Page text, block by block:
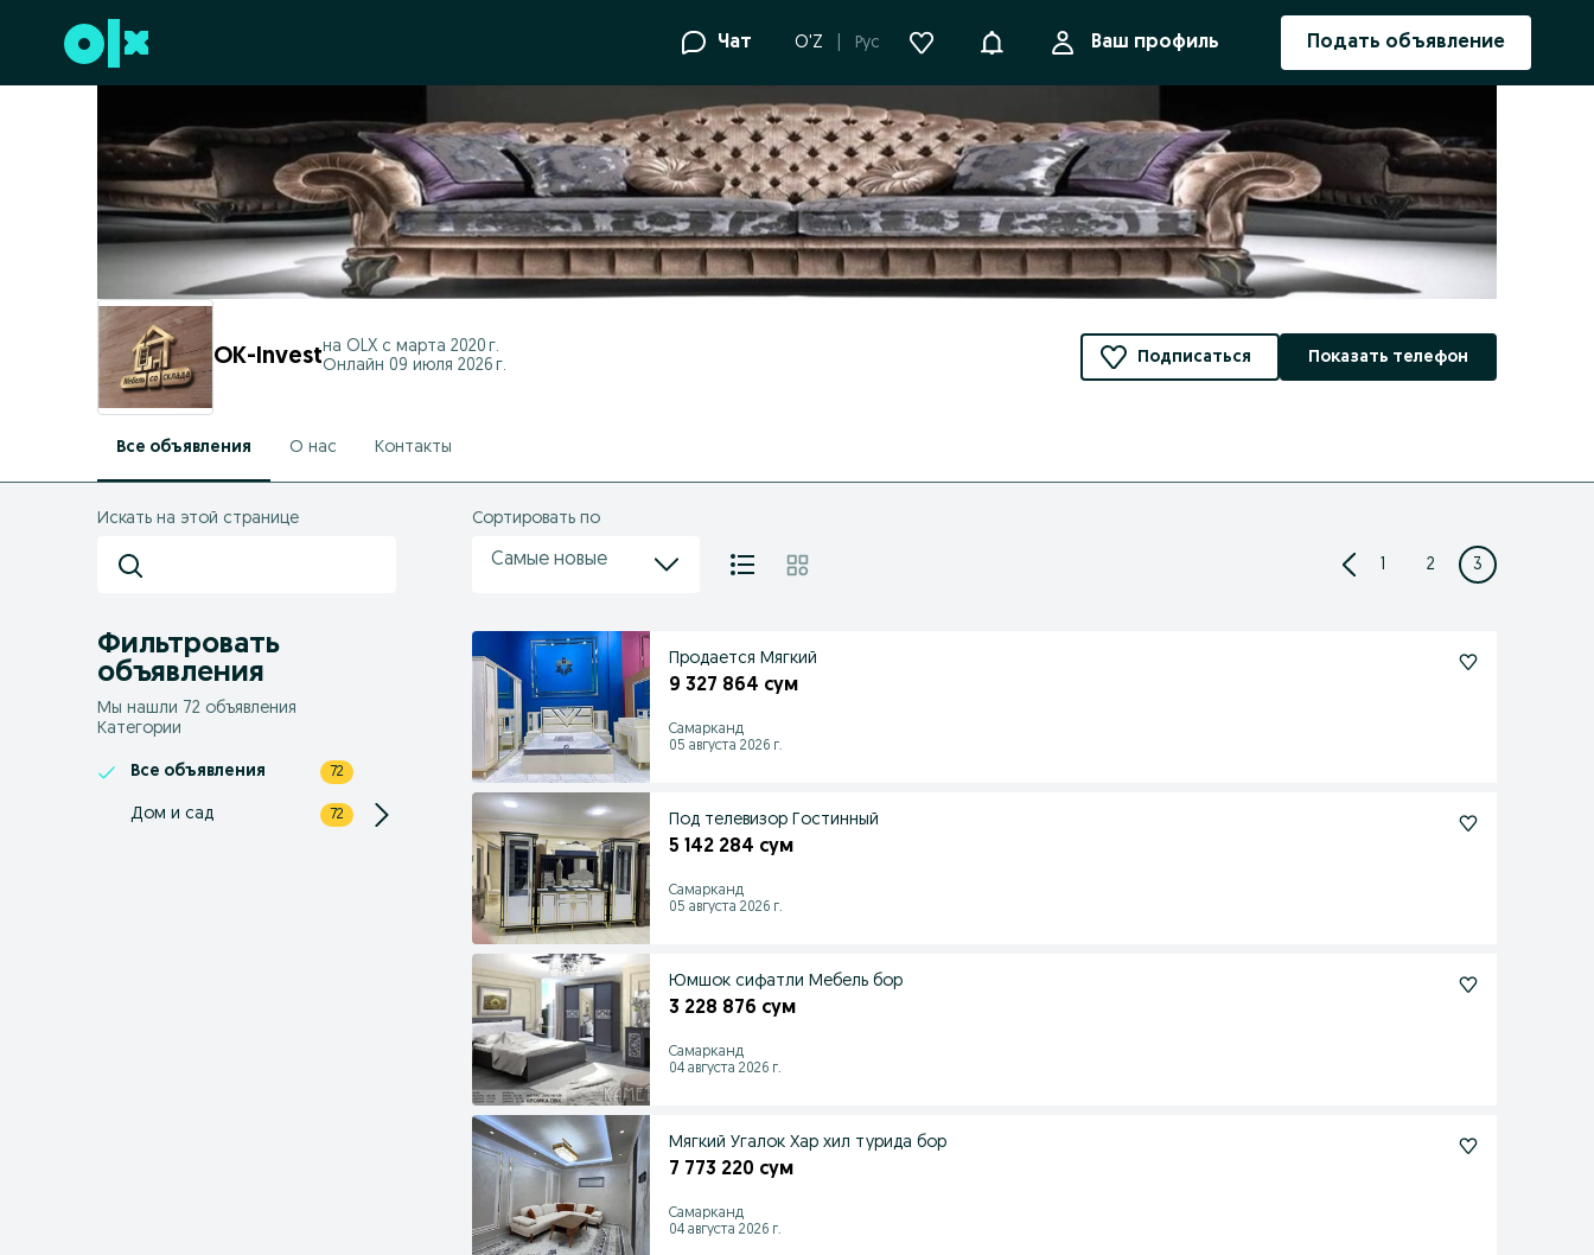
Перейти к нижнему колонтитулу Чат O'Z Рус УведомленияВаш профиль Подать объявление
OK-Investна OLX с марта 2020 г.
Онлайн 09 июля 2026 г.
Подписаться Показать телефон
Все объявления О нас Контакты
Искать на этой странице
Фильтровать
объявления
Мы нашли 72 объявления
Категории
Все объявления 72
Дом и сад 72
Сортировать по
Самые новые 1 2 3
Продается Мягкий
9 327 864 сум
Самарканд
05 августа 2026 г.
Под телевизор Гостинный
5 142 284 сум
Самарканд
05 августа 2026 г.
Юмшок сифатли Мебель бор
3 228 876 сум
Самарканд
04 августа 2026 г.
Мягкий Угалок Хар хил турида бор
7 773 220 сум
Самарканд
04 августа 2026 г.